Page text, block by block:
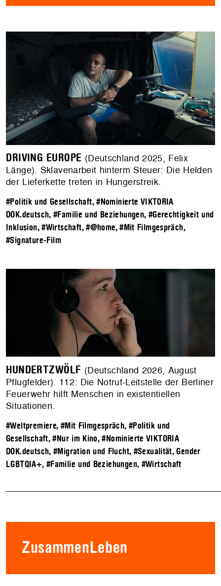
DRIVING EUROPE (Deutschland 2025, Felix
Länge). Sklavenarbeit hinterm Steuer: Die Helden
der Lieferkette treten in Hungerstreik.
#Politik und Gesellschaft,#Nominierte VIKTORIA
DOK.deutsch,#Familie und Beziehungen, #Gerechtigkeit und
Inklusion,#Wirtschaft,#@home,#Mit Filmgespräch,
#Signature-Film
HUNDERTZWÖLF (Deutschland 2026, August
Pflugfelder). 112: Die Notruf-Leitstelle der Berliner
Feuerwehr hilft Menschen in existentiellen
Situationen.
#Weltpremiere, #Mit Filmgespräch, #Politik und
Gesellschaft,#Nur im Kino,#Nominierte VIKTORIA
DOK.deutsch,#Migration und Flucht, #Sexualität, Gender
LGBTQIA+, #Familie und Beziehungen, #Wirtschaft
ZusammenLeben